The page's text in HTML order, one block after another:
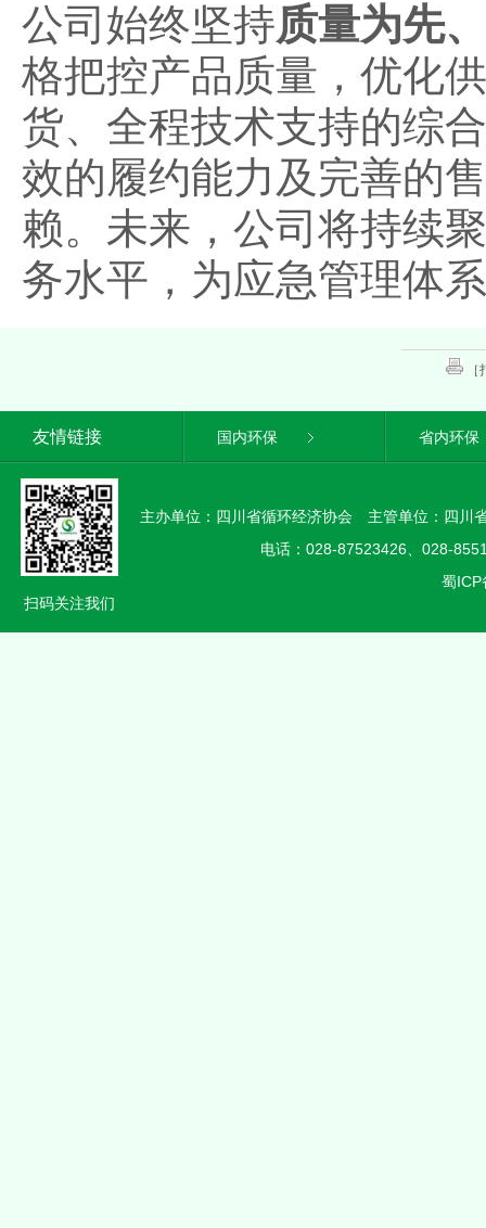
公司始终坚持质量为先
格把控产品质量，优化
货、全程技术支持的综
效的履约能力及完善的
赖。未来，公司将持续
务水平，为应急管理体
［
友情链接 国内环保 省内环保
扫码关注我们
主办单位：四川省循环经济协会 主管单位：四
电话：028-87523426、028-
蜀